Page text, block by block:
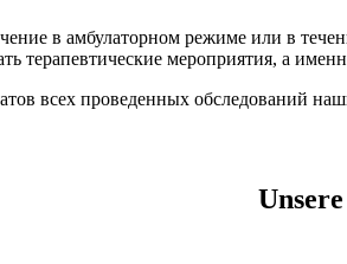
в амбулаторном режиме или в
терапевтические мероприятия, а
всех проведенных обследований